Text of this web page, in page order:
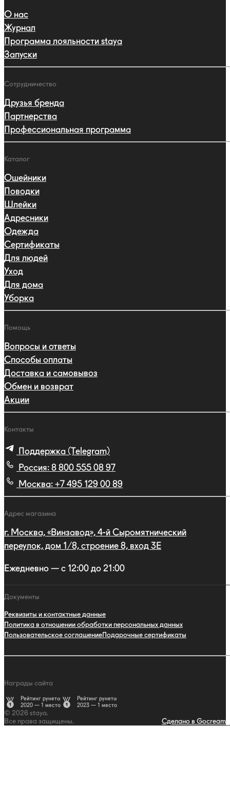
О нас
Журнал
Программа лояльности staya
Запуски
Сотрудничество
Друзья бренда
Партнерства
Профессиональная программа
Каталог
Ошейники
Поводки
Шлейки
Адресники
Одежда
Сертификаты
Для людей
Уход
Для дома
Уборка
Помощь
Вопросы и ответы
Способы оплаты
Доставка и самовывоз
Обмен и возврат
Акции
Контакты
Поддержка (Telegram)
Россия: 8 800 555 08 97
Москва: +7 495 129 00 89
Адрес магазина
г. Москва, «Винзавод», 4-й Сыромятнический
переулок, дом 1/8, строение 8, вход 3E
Ежедневно — с 12:00 до 21:00
Документы
Реквизиты и контактные данные
Политика в отношении обработки персональных данных
Пользовательское соглашениеПодарочные сертификаты
Награды сайта
Рейтинг рунета
2020 — 1 место
Рейтинг рунета
2023 — 1 место
© 2026 staya.
Все права защищены.
Сделано в Gocream